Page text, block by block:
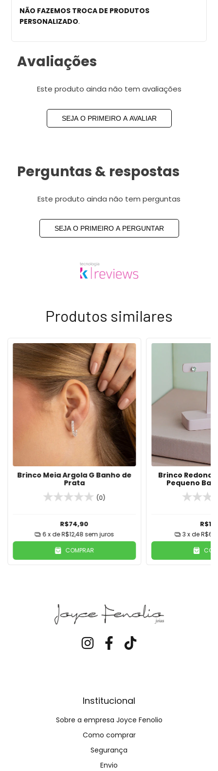
NÃO FAZEMOS TROCA DE PRODUTOS
PERSONALIZADO.
Avaliações
Este produto ainda não tem avaliações
SEJA O PRIMEIRO A AVALIAR
Perguntas & respostas
Este produto ainda não tem perguntas
SEJA O PRIMEIRO A PERGUNTAR
Produtos similares
Brinco Meia Argola G Banho de
Prata
(0)
R$74,90
6x deR$12,48 sem juros
COMPRAR
Brinco
Pequeno
3 x de
Institucional
Sobre a empresa Joyce Fenolio
Como comprar
Segurança
Envio